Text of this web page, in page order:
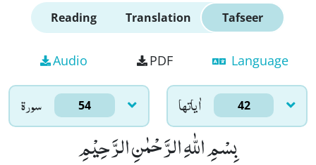
Reading Translation Tafseer
Audio PDF Language
سورۃ 54 اٰياتها 42
بِسْمِ اللّٰهِ الرَّحْمٰنِ الرَّحِیْمِ